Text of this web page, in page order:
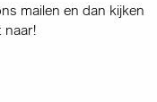
mailen en dan kijken
naar!